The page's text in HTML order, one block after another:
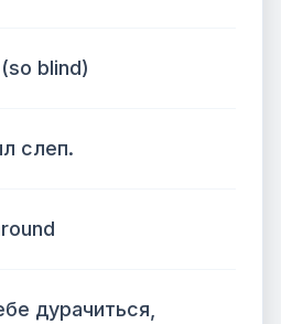
blind)
слеп.
дурачиться,